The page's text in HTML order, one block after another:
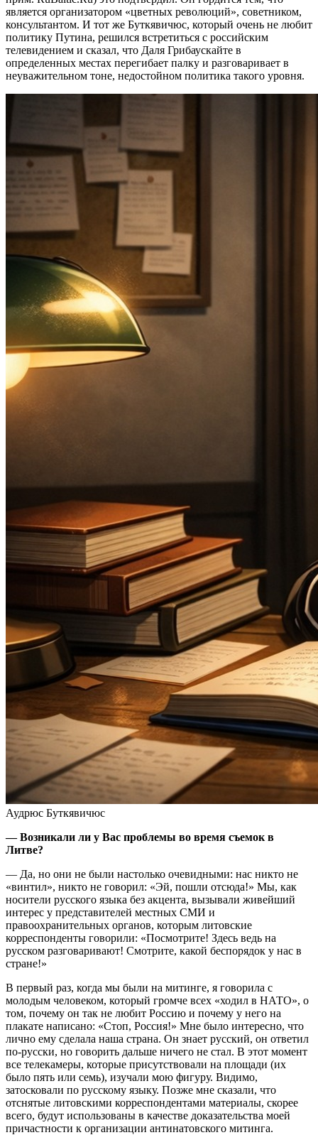
является организатором «цветных революций», советником,
консультантом. И тот же Буткявичюс, который очень не любит
политику Путина, решился встретиться с российским
телевидением и сказал, что Даля Грибаускайте в
определенных местах перегибает палку и разговаривает в
неуважительном тоне, недостойном политика такого уровня.
Аудрюс Буткявичюс
— Возникали ли у Вас проблемы во время съемок в
Литве?
— Да, но они не были настолько очевидными: нас никто не
«винтил», никто не говорил: «Эй, пошли отсюда!» Мы, как
носители русского языка без акцента, вызывали живейший
интерес у представителей местных СМИ и
правоохранительных органов, которым литовские
корреспонденты говорили: «Посмотрите! Здесь ведь на
русском разговаривают! Смотрите, какой беспорядок у нас в
стране!»
В первый раз, когда мы были на митинге, я говорила с
молодым человеком, который громче всех «ходил в НАТО», о
том, почему он так не любит Россию и почему у него на
плакате написано: «Стоп, Россия!» Мне было интересно, что
лично ему сделала наша страна. Он знает русский, он ответил
по-русски, но говорить дальше ничего не стал. В этот момент
все телекамеры, которые присутствовали на площади (их
было пять или семь), изучали мою фигуру. Видимо,
затосковали по русскому языку. Позже мне сказали, что
отснятые литовскими корреспондентами материалы, скорее
всего, будут использованы в качестве доказательства моей
причастности к организации антинатовского митинга.